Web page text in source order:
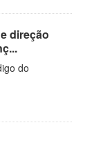
direção
do